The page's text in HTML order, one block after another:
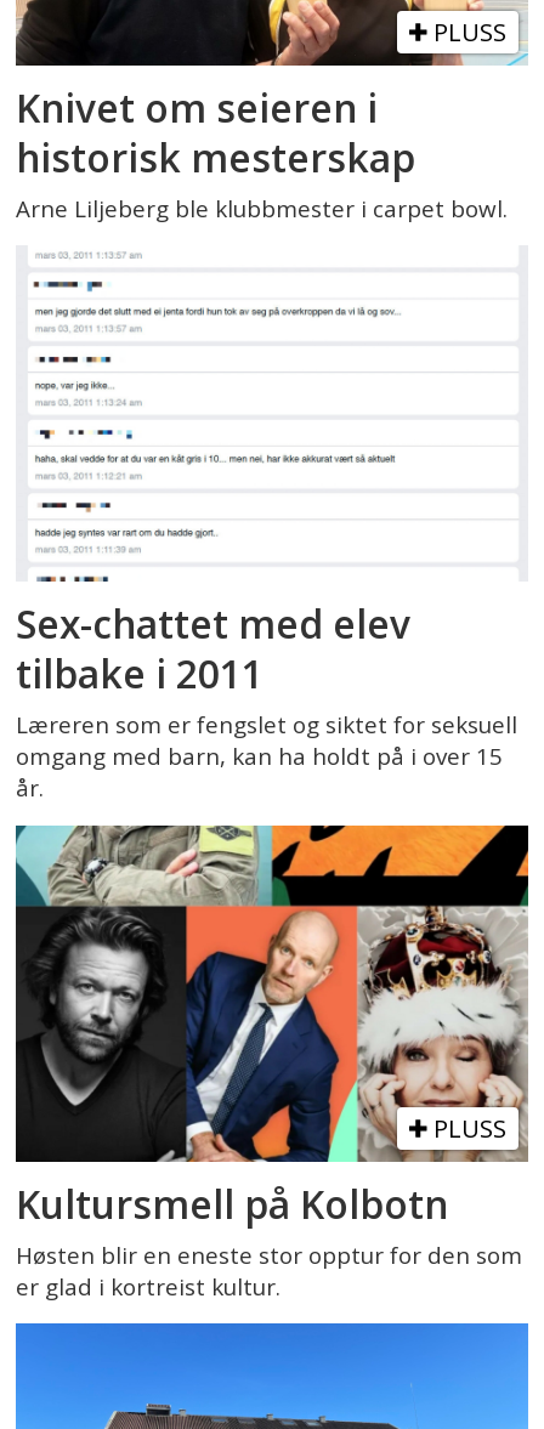
PLUSS
Knivet om seieren i
historisk mesterskap
Arne Liljeberg ble klubbmester i carpet bowl.
Sex-chattet med elev
tilbake i 2011
Læreren som er fengslet og siktet for seksuell
omgang med barn, kan ha holdt på i over 15
år.
PLUSS
Kultursmell på Kolbotn
Høsten blir en eneste stor opptur for den som
er glad i kortreist kultur.